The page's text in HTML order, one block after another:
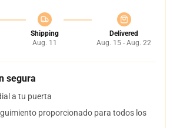
Shipping
Aug. 11
Delivered
Aug. 15 - Aug. 22
segura
a tu puerta
proporcionado para todos los